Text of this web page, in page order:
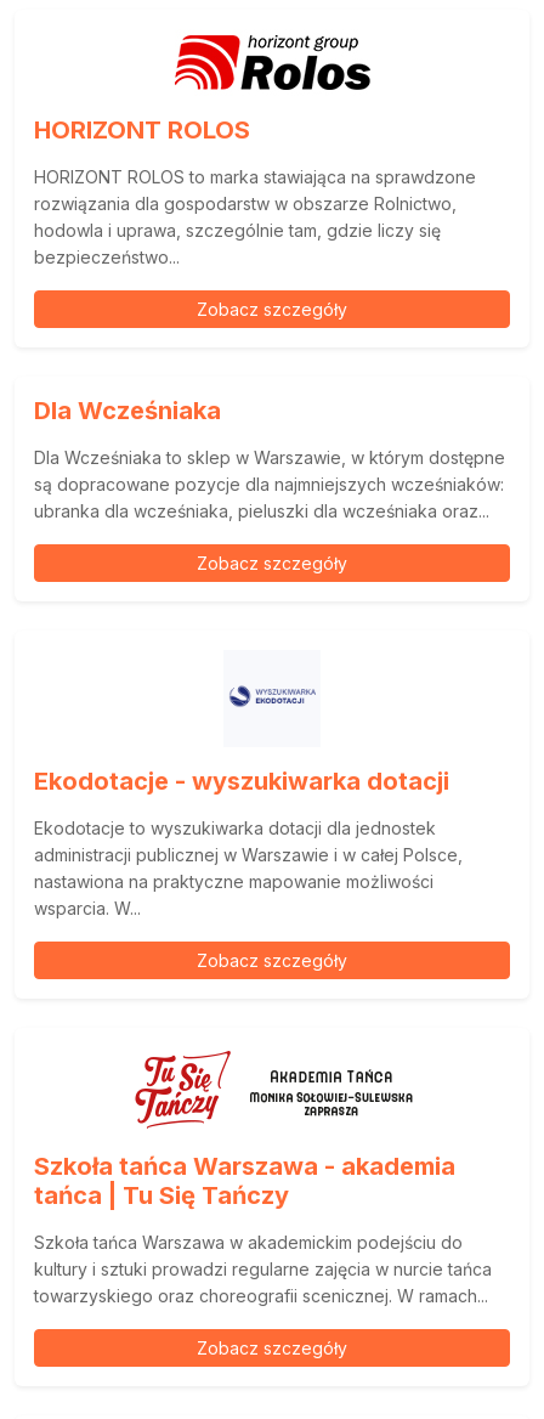
HORIZONT ROLOS
HORIZONT ROLOS to marka stawiająca na sprawdzone
rozwiązania dla gospodarstw w obszarze Rolnictwo,
hodowla i uprawa, szczególnie tam, gdzie liczy się
bezpieczeństwo...
Zobacz szczegóły
Dla Wcześniaka
Dla Wcześniaka to sklep w Warszawie, w którym dostępne
są dopracowane pozycje dla najmniejszych wcześniaków:
ubranka dla wcześniaka, pieluszki dla wcześniaka oraz...
Zobacz szczegóły
Ekodotacje - wyszukiwarka dotacji
Ekodotacje to wyszukiwarka dotacji dla jednostek
administracji publicznej w Warszawie i w całej Polsce,
nastawiona na praktyczne mapowanie możliwości
wsparcia. W...
Zobacz szczegóły
Szkoła tańca Warszawa - akademia
tańca | Tu Się Tańczy
Szkoła tańca Warszawa w akademickim podejściu do
kultury i sztuki prowadzi regularne zajęcia w nurcie tańca
towarzyskiego oraz choreografii scenicznej. W ramach...
Zobacz szczegóły